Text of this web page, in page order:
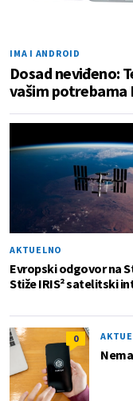
IMA I ANDROID
Dosad neviđeno:
vašim potrebama
AKTUELNO
Evropski odgovor na
Stiže IRIS² satelitski
0